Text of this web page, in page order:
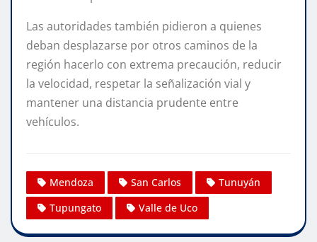
Las autoridades también pidieron a quienes
deban desplazarse por otros caminos de la
región hacerlo con extrema precaución, reducir
la velocidad, respetar la señalización vial y
mantener una distancia prudente entre
vehículos.
Mendoza San Carlos
Tunuyán
Tupungato
Valle de Uco